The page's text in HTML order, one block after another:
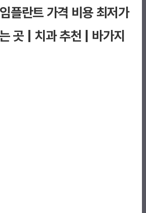
플란트 가격 비용 최저가
곳 | 치과 추천 | 바가지